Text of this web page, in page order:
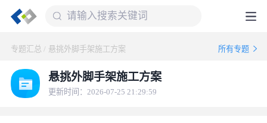
专题汇总 / 悬挑外脚手架施工方案 所有专题
悬挑外脚手架施工方案
更新时间：2026-07-25 21:29:59